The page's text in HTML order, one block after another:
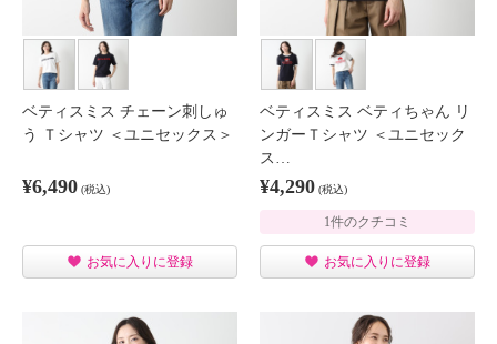
ベティスミス チェーン刺しゅ
う Ｔシャツ ＜ユニセックス＞
¥6,490 (税込)
お気に入りに登録
ベティスミス ベティちゃん リ
ンガーＴシャツ ＜ユニセック
ス…
¥4,290 (税込)
1件のクチコミ
お気に入りに登録